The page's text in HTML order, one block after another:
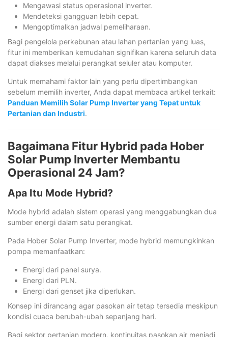
Mengawasi status operasional inverter.
Mendeteksi gangguan lebih cepat.
Mengoptimalkan jadwal pemeliharaan.
Bagi pengelola perkebunan atau lahan pertanian yang luas,
fitur ini memberikan kemudahan signifikan karena seluruh data
dapat diakses melalui perangkat seluler atau komputer.
Untuk memahami faktor lain yang perlu dipertimbangkan
sebelum memilih inverter, Anda dapat membaca artikel terkait:
Panduan Memilih Solar Pump Inverter yang Tepat untuk
Pertanian dan Industri.
Bagaimana Fitur Hybrid pada Hober
Solar Pump Inverter Membantu
Operasional 24 Jam?
Apa Itu Mode Hybrid?
Mode hybrid adalah sistem operasi yang menggabungkan dua
sumber energi dalam satu perangkat.
Pada Hober Solar Pump Inverter, mode hybrid memungkinkan
pompa memanfaatkan:
Energi dari panel surya.
Energi dari PLN.
Energi dari genset jika diperlukan.
Konsep ini dirancang agar pasokan air tetap tersedia meskipun
kondisi cuaca berubah-ubah sepanjang hari.
Bagi sektor pertanian modern, kontinuitas pasokan air menjadi